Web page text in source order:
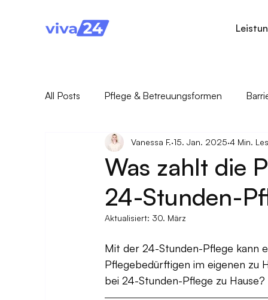
All Posts Pflege & Betreuungsformen
Pflegegesetz & Pflegerecht Pflegende
Was zahlt die
24-Stunden-
Vanessa F. 15. Jan. 2025 4 Min.
Aktualisiert: 30. März
Mit der 24-Stunden-Pflege kann
Pflegebedürftigen im eigenen zu
bei 24-Stunden-Pflege zu Hause?